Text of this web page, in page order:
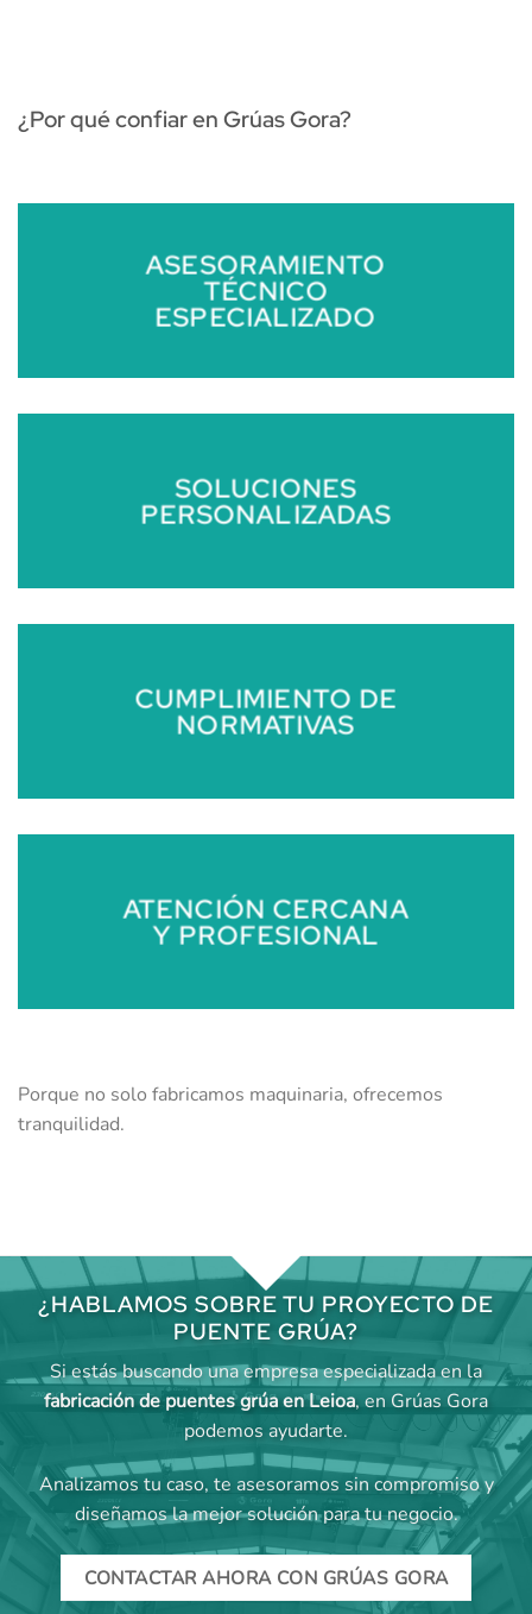
¿Por qué confiar en Grúas Gora?
ASESORAMIENTO
TÉCNICO
ESPECIALIZADO
SOLUCIONES
PERSONALIZADAS
CUMPLIMIENTO DE
NORMATIVAS
ATENCIÓN CERCANA
Y PROFESIONAL
Porque no solo fabricamos maquinaria, ofrecemos
tranquilidad.
¿HABLAMOS SOBRE TU PROYECTO DE
PUENTE GRÚA?
Si estás buscando una empresa especializada en la
fabricación de puentes grúa en Leioa, en Grúas Gora
podemos ayudarte.
Analizamos tu caso, te asesoramos sin compromiso y
diseñamos la mejor solución para tu negocio.
CONTACTAR AHORA CON GRÚAS GORA